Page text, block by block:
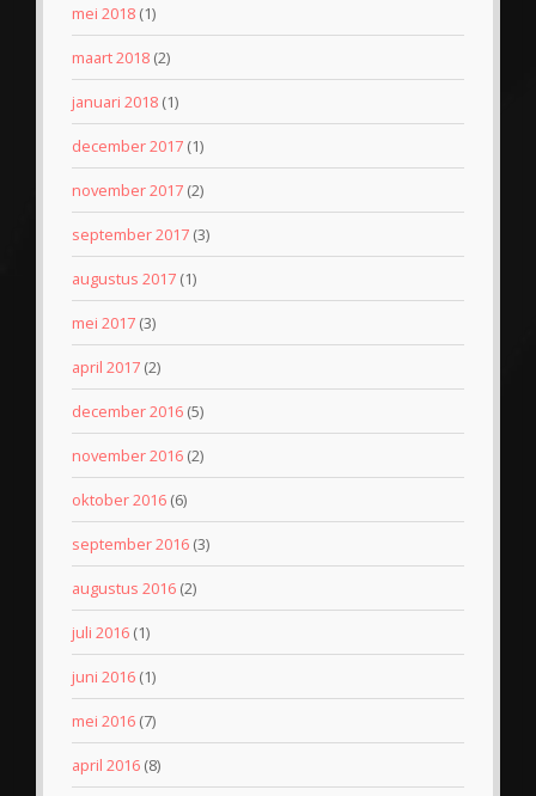
mei 2018 (1)
maart 2018 (2)
januari 2018 (1)
december 2017 (1)
november 2017 (2)
september 2017 (3)
augustus 2017 (1)
mei 2017 (3)
april 2017 (2)
december 2016 (5)
november 2016 (2)
oktober 2016 (6)
september 2016 (3)
augustus 2016 (2)
juli 2016 (1)
juni 2016 (1)
mei 2016 (7)
april 2016 (8)